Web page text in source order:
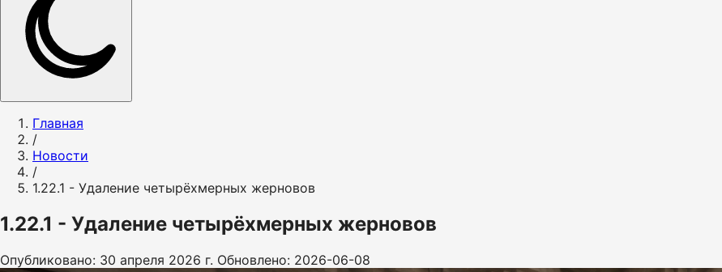
Главная
/
Новости
/
1.22.1 - Удаление четырёхмерных жерновов
1.22.1 - Удаление четырёхмерных жерновов
Опубликовано: 30 апреля 2026 г. Обновлено: 2026-06-08